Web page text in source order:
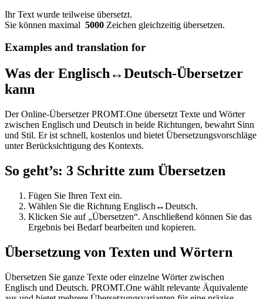
Ihr Text wurde teilweise übersetzt.
Sie können maximal 5000 Zeichen gleichzeitig übersetzen.
Examples and translation for
Was der Englisch↔Deutsch-Übersetzer
kann
Der Online-Übersetzer PROMT.One übersetzt Texte und Wörter
zwischen Englisch und Deutsch in beide Richtungen, bewahrt Sinn
und Stil. Er ist schnell, kostenlos und bietet Übersetzungsvorschläge
unter Berücksichtigung des Kontexts.
So geht’s: 3 Schritte zum Übersetzen
Fügen Sie Ihren Text ein.
Wählen Sie die Richtung Englisch↔Deutsch.
Klicken Sie auf „Übersetzen“. Anschließend können Sie das
Ergebnis bei Bedarf bearbeiten und kopieren.
Übersetzung von Texten und Wörtern
Übersetzen Sie ganze Texte oder einzelne Wörter zwischen
Englisch und Deutsch. PROMT.One wählt relevante Äquivalente